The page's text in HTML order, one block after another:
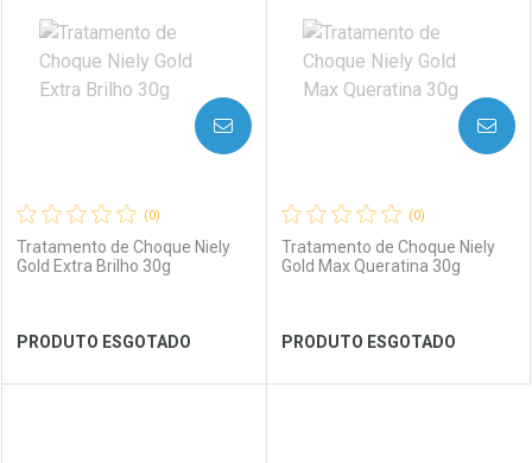
Laboratório
Ver Desconto Convênio
Por Menos Laboratório
Ver Desconto Convênio
Por Menos
(0)
Tratamento de Choque Niely
Gold Extra Brilho 30g
PRODUTO ESGOTADO
AVISE-ME
(0)
Tratamento de Choque Niely
Gold Max Queratina 30g
PRODUTO ESGOTADO
AVISE-ME